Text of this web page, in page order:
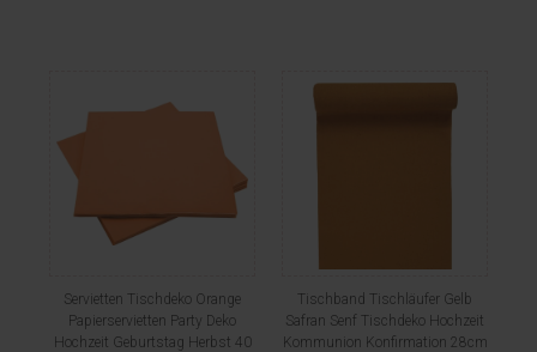
Servietten Tischdeko Orange
Papierservietten Party Deko
Hochzeit Geburtstag Herbst 40
Tischband Tischläufer Gelb
Safran Senf Tischdeko Hochzeit
Kommunion Konfirmation 28cm